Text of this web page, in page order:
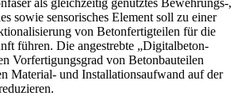
sowie sensorisches Element soll zu einer
von Betonfertigteilen für die
führen. Die angestrebte „Digitalbeton-
Vorfertigungsgrad von Betonbauteilen
Material- und Installationsaufwand auf der